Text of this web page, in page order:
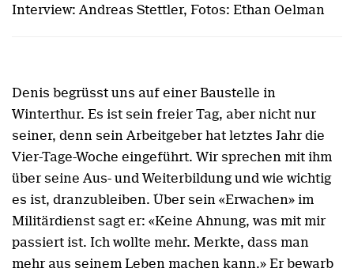
Interview: Andreas Stettler, Fotos: Ethan Oelman
Denis begrüsst uns auf einer Baustelle in
Winterthur. Es ist sein freier Tag, aber nicht nur
seiner, denn sein Arbeitgeber hat letztes Jahr die
Vier-Tage-Woche eingeführt. Wir sprechen mit ihm
über seine Aus- und Weiterbildung und wie wichtig
es ist, dranzubleiben. Über sein «Erwachen» im
Militärdienst sagt er: «Keine Ahnung, was mit mir
passiert ist. Ich wollte mehr. Merkte, dass man
mehr aus seinem Leben machen kann.» Er bewarb